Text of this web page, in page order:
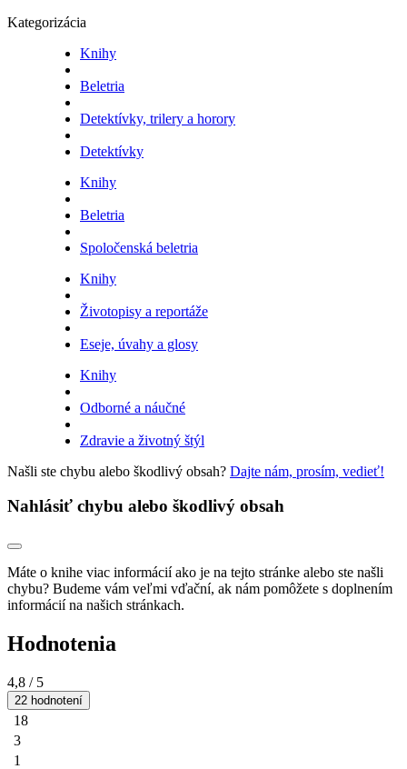
Kategorizácia
Knihy
Beletria
Detektívky, trilery a horory
Detektívky
Knihy
Beletria
Spoločenská beletria
Knihy
Životopisy a reportáže
Eseje, úvahy a glosy
Knihy
Odborné a náučné
Zdravie a životný štýl
Našli ste chybu alebo škodlivý obsah? Dajte nám, prosím, vedieť!
Nahlásiť chybu alebo škodlivý obsah
Máte o knihe viac informácií ako je na tejto stránke alebo ste našli
chybu? Budeme vám veľmi vďační, ak nám pomôžete s doplnením
informácií na našich stránkach.
Hodnotenia
4,8 / 5
22 hodnotení
18
3
1